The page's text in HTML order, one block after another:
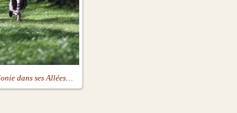
dans ses Allées…